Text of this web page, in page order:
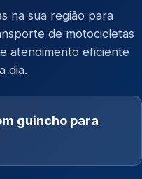
na sua região para
de motocicletas
atendimento eficiente
dia.
guincho para